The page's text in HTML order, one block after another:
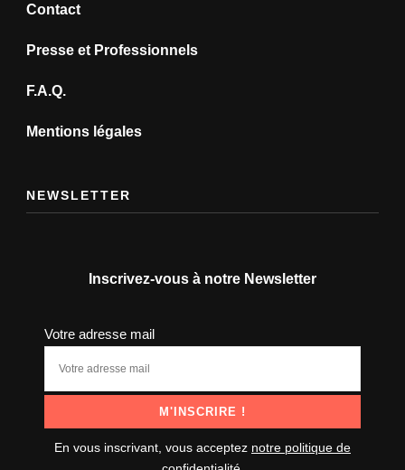
Contact
Presse et Professionnels
F.A.Q.
Mentions légales
NEWSLETTER
Inscrivez-vous à notre Newsletter
Votre adresse mail
En vous inscrivant, vous acceptez notre politique de